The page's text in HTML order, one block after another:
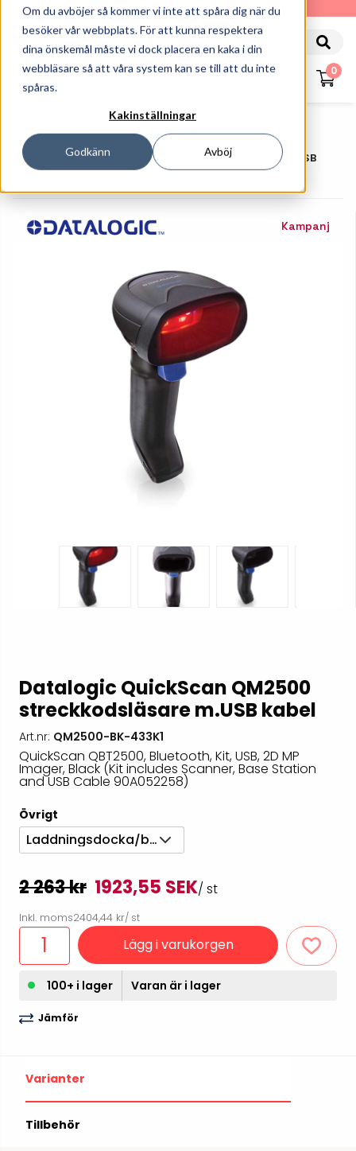
Om du avböjer så kommer vi inte att spåra dig när du
besöker vår webbplats. För att kunna respektera
dina önskemål måste vi dock placera en kaka i din
webbläsare så att våra system kan se till att du inte
spåras.
Kakinställningar
Godkänn Avböj
010-162 61 90
0
Streckkodsläsare
Handhållna Streckkodsläsare
Datalogic QuickScan QM2500 Streckkodsläsare M.USB
Kabel
Kampanj
Datalogic QuickScan QM2500
streckkodsläsare m.USB kabel
Art.nr: QM2500-BK-433K1
QuickScan QBT2500, Bluetooth, Kit, USB, 2D MP
Imager, Black (Kit includes Scanner, Base Station
and USB Cable 90A052258)
Övrigt
Laddningsdocka/bas & USB-kabel
2 263 kr 1923,55 SEK/ st
Inkl. moms2404,44 kr/ st
Lägg i varukorgen
100+ i lager Varan är i lager
Jämför
Varianter
Tillbehör